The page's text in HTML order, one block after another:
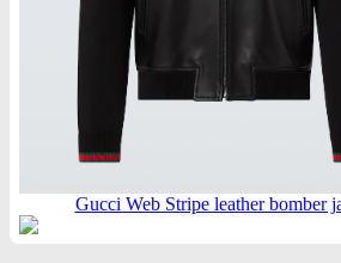
Gucci Web Stripe leather bomber